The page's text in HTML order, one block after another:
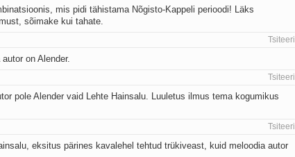
mis pidi tähistama Nõgisto-Kappeli perioodi! Läks
sõimake kui tahate.
Tsiteeri
on Alender.
Tsiteeri
pole Alender vaid Lehte Hainsalu. Luuletus ilmus tema kogumikus
Tsiteeri
eksitus pärines kavalehel tehtud trükiveast, kuid meloodia autor